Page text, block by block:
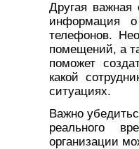
Другая
информация
телефонов.
помещений, а
поможет
какой
ситуациях.
Важно
реального
организации